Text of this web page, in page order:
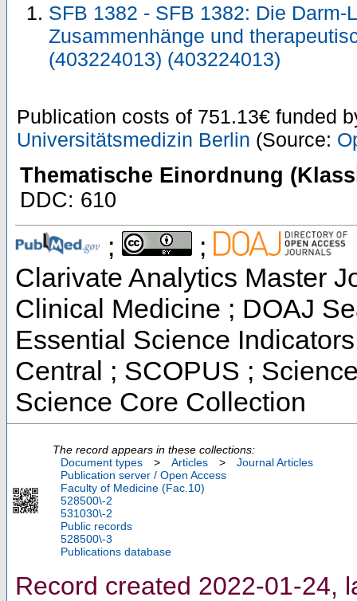
SFB 1382 - SFB 1382: Die
Zusammenhänge und
(403224013) (403224013)
Publication costs of 751.13€ funded
Universitätsmedizin Berlin (Source:
Thematische Einordnung
DDC: 610
; ;
Clarivate Analytics Master
Clinical Medicine ; DOAJ
Essential Science
Central ; SCOPUS ;
Science Core Collection
The record appears in these collections:
Document types
> Articles >
Journal Articles
Publication server / Open Access
Faculty of Medicine (Fac.10)
528500\-2
531030\-2
Public records
528500\-3
Publications database
Record created 2022-01-24,